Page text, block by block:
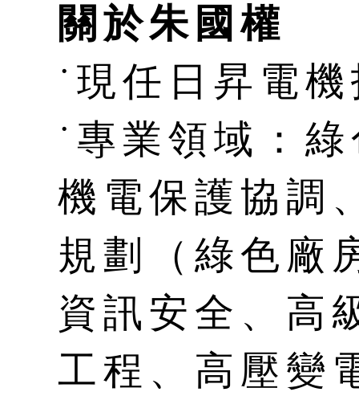
關於朱國權
˙現任日昇電
˙專業領域：
機電保護協調
規劃（綠色廠
資訊安全、高
工程、高壓變